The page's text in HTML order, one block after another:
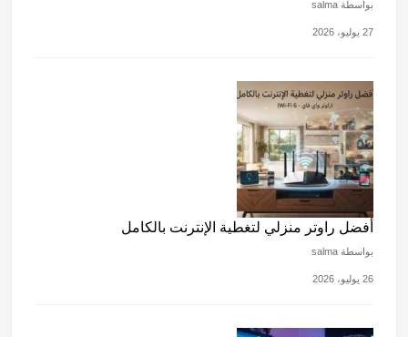
بواسطة salma
27 يوليو، 2026
أفضل راوتر منزلي لتغطية الإنترنت بالكامل
بواسطة salma
26 يوليو، 2026